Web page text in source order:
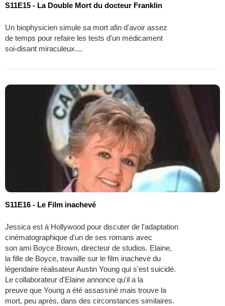
S11E15 - La Double Mort du docteur Franklin
Un biophysicien simule sa mort afin d'avoir assez
de temps pour refaire les tests d'un médicament
soi-disant miraculeux....
S11E16 - Le Film inachevé
Jessica est à Hollywood pour discuter de l'adaptation
cinématographique d'un de ses romans avec
son ami Boyce Brown, directeur de studios. Elaine,
la fille de Boyce, travaille sur le film inachevé du
légendaire réalisateur Austin Young qui s'est suicidé.
Le collaborateur d'Elaine annonce qu'il a la
preuve que Young a été assassiné mais trouve la
mort, peu après, dans des circonstances similaires.